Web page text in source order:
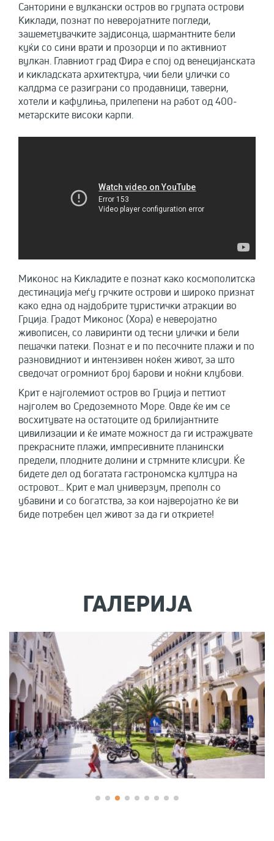
Санторини е вулкански остров во групата острови
Киклади, познат по неверојатните погледи,
зашеметувачките зајдисонца, шармантните бели
куќи со сини врати и прозорци и по активниот
вулкан. Главниот град Фира е спој од венецијанската
и кикладската архитектура, чии бели улички со
калдрма се разиграни со продавници, таверни,
хотели и кафулиња, прилепени на работ од 400-
метарските високи карпи.
Миконос на Кикладите е познат како космополитска
дестинација меѓу грчките острови и широко признат
како една од најдобрите туристички атракции во
Грција. Градот Миконос (Хора) е неверојатно
живописен, со лавиринти од тесни улички и бели
пешачки патеки. Познат е и по песочните плажи и по
разновидниот и интензивен ноќен живот, за што
сведочат огромниот број барови и ноќни клубови.
Крит е најголемиот остров во Грција и петтиот
најголем во Средоземното Море. Овде ќе им се
восхитувате на остатоците од брилијантните
цивилизации и ќе имате можност да ги истражувате
прекрасните плажи, импресивните планински
предели, плодните долини и стрмните клисури. Ќе
бидете дел од богатата гастрономска култура на
островот... Крит е мал универзум, преполн со
убавини и со богатства, за кои најверојатно ќе ви
биде потребен цел живот за да ги откриете!
ГАЛЕРИЈА